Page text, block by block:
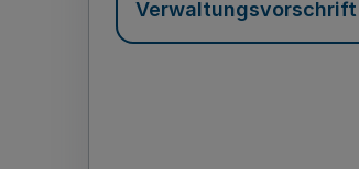
Verwaltungsvorschrift